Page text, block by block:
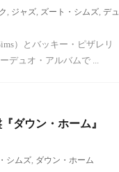
ジャズ ズート・シムズ デュ
）とバッキー・ピザレリ
デュオ・アルバムで ...
ダウン・ホーム』
シムズ ダウン・ホーム